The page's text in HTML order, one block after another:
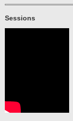
Sessions